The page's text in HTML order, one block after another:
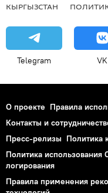
КЫРГЫЗСТАН
Telegram VK
О проекте Правила
Контакты и
Пресс-релизы Политика
Политика использования
логирования
Правила применения